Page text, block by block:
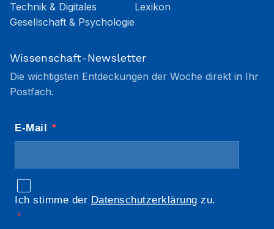
Technik & Digitales
Gesellschaft & Psychologie
Lexikon
Wissenschaft-Newsletter
Die wichtigsten Entdeckungen der Woche direkt in Ihr
Postfach.